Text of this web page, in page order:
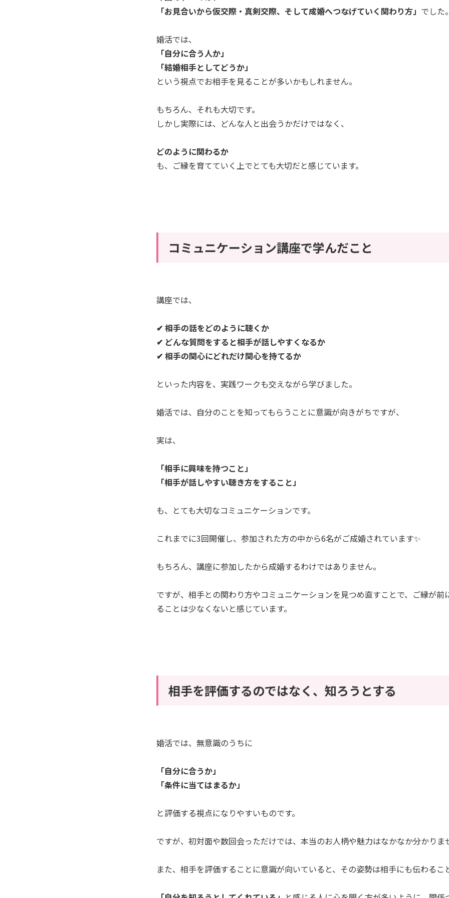
「お見合いから仮交際・真剣交際、そして成婚へつなげていく関わり方」 でした。
婚活では、
「自分に合う人か」
「結婚相手としてどうか」
という視点でお相手を見ることが多いかもしれません。
もちろん、それも大切です。
しかし実際には、どんな人と出会うかだけではなく、
どのように関わるか
も、ご縁を育てていく上でとても大切だと感じています。
コミュニケーション講座で学んだこと
講座では、
✔ 相手の話をどのように聴くか
✔ どんな質問をすると相手が話しやすくなるか
✔ 相手の関心にどれだけ関心を持てるか
といった内容を、実践ワークも交えながら学びました。
婚活では、自分のことを知ってもらうことに意識が向きがちですが、
実は、
「相手に興味を持つこと」
「相手が話しやすい聴き方をすること」
も、とても大切なコミュニケーションです。
これまでに3回開催し、参加された方の中から6名がご成婚されています✨
もちろん、講座に参加したから成婚するわけではありません。
ですが、相手との関わり方やコミュニケーションを見つめ直すことで、ご縁が前
ることは少なくないと感じています。
相手を評価するのではなく、知ろうとする
婚活では、無意識のうちに
「自分に合うか」
「条件に当てはまるか」
と評価する視点になりやすいものです。
ですが、初対面や数回会っただけでは、本当のお人柄や魅力はなかなか分かりま
また、相手を評価することに意識が向いていると、その姿勢は相手にも伝わるこ